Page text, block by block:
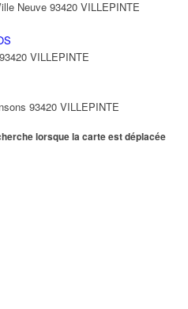
Neuve 93420 VILLEPINTE
VILLEPINTE
93420 VILLEPINTE
lorsque la carte est déplacée